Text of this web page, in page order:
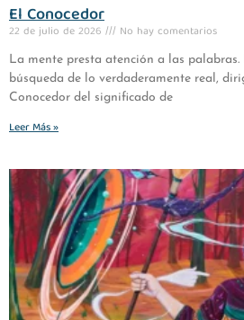
El Conocedor
22 de julio de 2026 No hay comentarios
La mente presta atención a las palabras.
búsqueda de lo verdaderamente real,
Conocedor del significado de
Leer Más »